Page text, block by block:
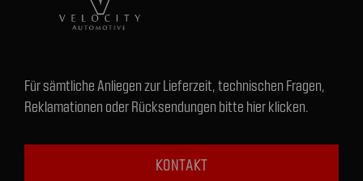
Für sämtliche Anliegen zur Lieferzeit, technischen Fragen,
Reklamationen oder Rücksendungen bitte hier klicken.
KONTAKT